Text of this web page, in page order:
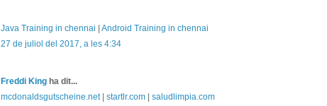
Java Training in chennai | Android Training in chennai
27 de juliol del 2017, a les 4:34
Freddi King ha dit...
mcdonaldsgutscheine.net| startlr.com | saludlimpia.com